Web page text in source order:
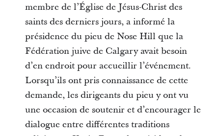
membre de l’Église de Jésus-Christ des
saints des derniers jours, a informé la
présidence du pieu de Nose Hill que la
Fédération juive de Calgary avait besoin
d’en endroit pour accueillir l’événement.
Lorsqu’ils ont pris connaissance de cette
demande, les dirigeants du pieu y ont vu
une occasion de soutenir et d’encourager le
dialogue entre différentes traditions